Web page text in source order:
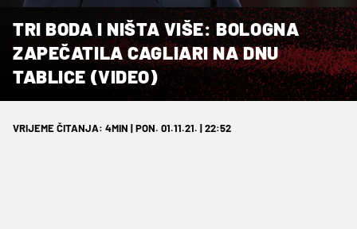
TRI BODA I NIŠTA VIŠE: BOLOGNA
ZAPEČATILA CAGLIARI NA DNU
TABLICE (VIDEO)
VRIJEME ČITANJA: 4MIN | PON. 01.11.21. | 22:52